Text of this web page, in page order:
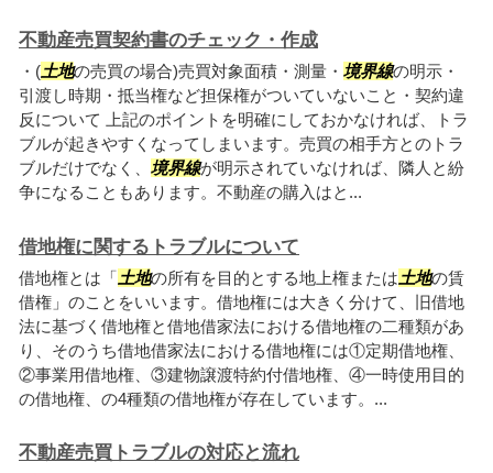
不動産売買契約書のチェック・作成
・(土地の売買の場合)売買対象面積・測量・ 境界線の明示・
引渡し時期・抵当権など担保権がついていないこと・契約違
反について 上記のポイントを明確にしておかなければ、トラ
ブルが起きやすくなってしまいます。売買の相手方とのトラ
ブルだけでなく、 境界線が明示されていなければ、隣人と紛
争になることもあります。不動産の購入はと...
借地権に関するトラブルについて
借地権とは「 土地の所有を目的とする地上権または 土地の賃
借権」のことをいいます。借地権には大きく分けて、旧借地
法に基づく借地権と借地借家法における借地権の二種類があ
り、そのうち借地借家法における借地権には①定期借地権、
②事業用借地権、③建物譲渡特約付借地権、④一時使用目的
の借地権、の4種類の借地権が存在しています。...
不動産売買トラブルの対応と流れ